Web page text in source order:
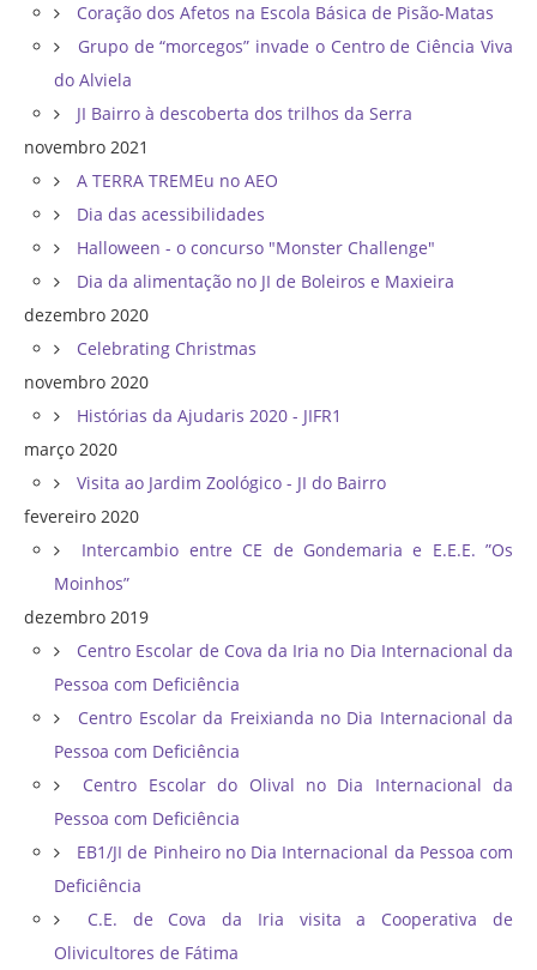
Coração dos Afetos na Escola Básica de Pisão-Matas
Grupo de “morcegos” invade o Centro de Ciência Viva
do Alviela
JI Bairro à descoberta dos trilhos da Serra
novembro 2021
A TERRA TREMEu no AEO
Dia das acessibilidades
Halloween - o concurso "Monster Challenge"
Dia da alimentação no JI de Boleiros e Maxieira
dezembro 2020
Celebrating Christmas
novembro 2020
Histórias da Ajudaris 2020 - JIFR1
março 2020
Visita ao Jardim Zoológico - JI do Bairro
fevereiro 2020
Intercambio entre CE de Gondemaria e E.E.E. ”Os
Moinhos”
dezembro 2019
Centro Escolar de Cova da Iria no Dia Internacional da
Pessoa com Deficiência
Centro Escolar da Freixianda no Dia Internacional da
Pessoa com Deficiência
Centro Escolar do Olival no Dia Internacional da
Pessoa com Deficiência
EB1/JI de Pinheiro no Dia Internacional da Pessoa com
Deficiência
C.E. de Cova da Iria visita a Cooperativa de
Olivicultores de Fátima